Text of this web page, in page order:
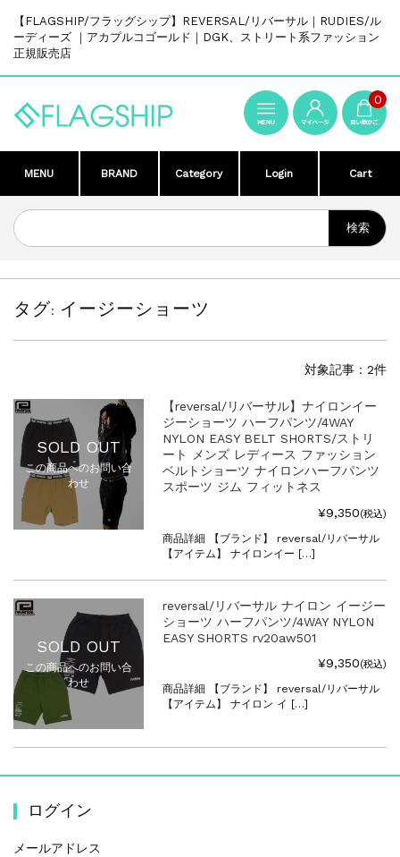
【FLAGSHIP/フラッグシップ】REVERSAL/リバーサル｜RUDIES/ル
ーディーズ ｜アカプルコゴールド｜DGK、ストリート系ファッション
正規販売店
0
MENU BRAND Category Login Cart
タグ: イージーショーツ
対象記事：2件
SOLD OUT
この商品へのお問い合
わせ
【reversal/リバーサル】ナイロンイー
ジーショーツ ハーフパンツ/4WAY
NYLON EASY BELT SHORTS/ストリ
ート メンズ レディース ファッション
ベルトショーツ ナイロンハーフパンツ
スポーツ ジム フィットネス
¥9,350(税込)
商品詳細 【ブランド】 reversal/リバーサル
【アイテム】 ナイロンイー […]
SOLD OUT
この商品へのお問い合
わせ
reversal/リバーサル ナイロン イージー
ショーツ ハーフパンツ/4WAY NYLON
EASY SHORTS rv20aw501
¥9,350(税込)
商品詳細 【ブランド】 reversal/リバーサル
【アイテム】 ナイロン イ […]
ログイン
メールアドレス